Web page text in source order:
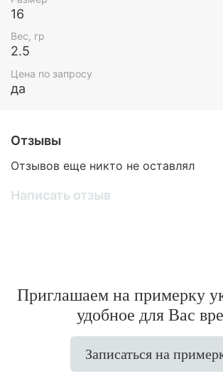
16
Вес, гр
2.5
Цена по запросу
да
Отзывы
Отзывов еще никто не оставлял
Написать отзыв
Приглашаем на примерку
удобное для Вас
Записаться на